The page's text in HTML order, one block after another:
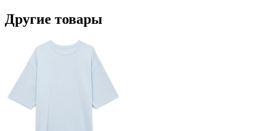
Другие товары